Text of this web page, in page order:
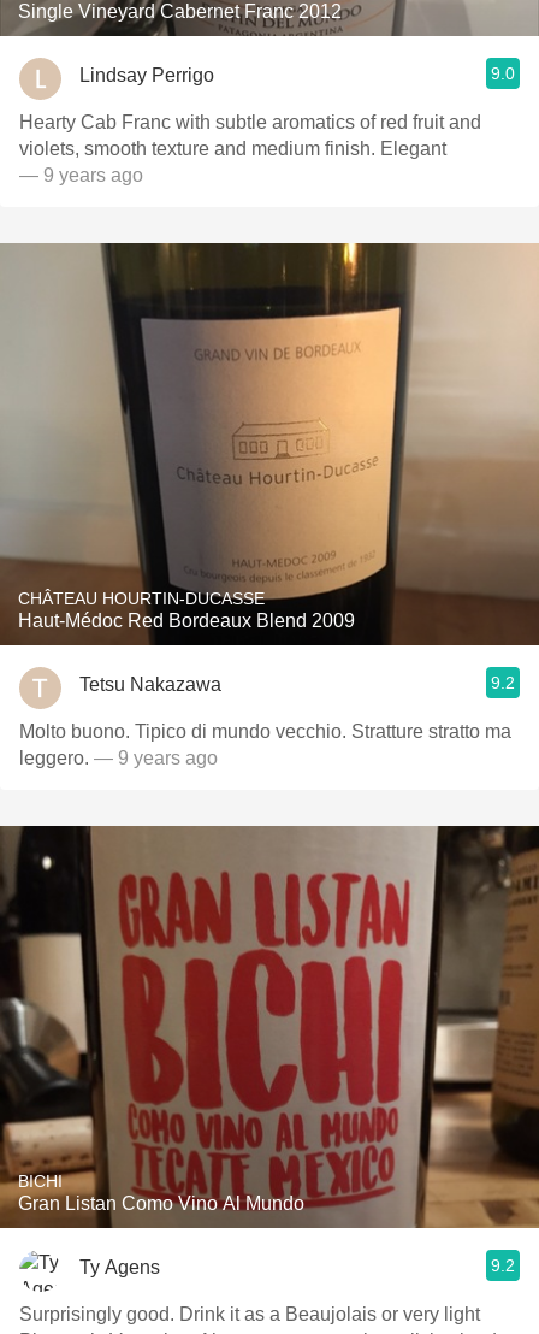
Single Vineyard Cabernet Franc 2012
Lindsay Perrigo 9.0
Hearty Cab Franc with subtle aromatics of red fruit and
violets, smooth texture and medium finish. Elegant
— 9 years ago
CHÂTEAU HOURTIN-DUCASSE
Haut-Médoc Red Bordeaux Blend 2009
Tetsu Nakazawa 9.2
Molto buono. Tipico di mundo vecchio. Stratture stratto ma
leggero. — 9 years ago
BICHI
Gran Listan Como Vino Al Mundo
Ty Agens 9.2
Surprisingly good. Drink it as a Beaujolais or very light